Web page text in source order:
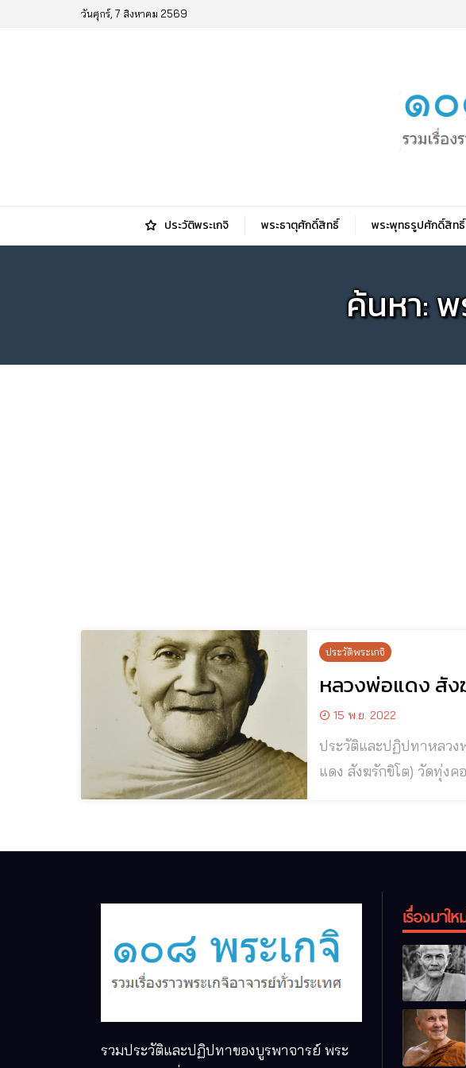
วันศุกร์, 7 สิงหาคม 2569
ประวัติพระเกจิ พระธาตุศักดิ์สิทธิ์ พระพุทธรูปศักดิ์สิทธิ์
ค้นหา:
ประวัติพระเกจิ
หลวงพ่อแดง สั
15 พ.ย. 2022
ประวัติและปฏิปทาหลวงพ่อแดง สังฆรักขิโต วัดทุ่งคอกอ.สองพี่
แดง สังฆรักขิโต) วัดทุ่งคอก อ.สองพี่น้อง จ.สุพรรณบุรี
รวมประวัติและปฏิปทาของบูรพาจารย์ พระ
เรื่องมาให